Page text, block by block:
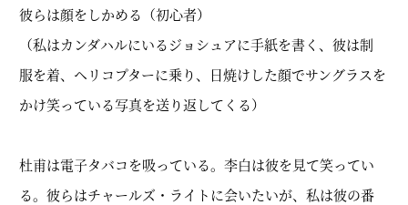
彼らは顔をしかめる（初心者）
（私はカンダハルにいるジョシュアに手紙を書く、彼は制
服を着、ヘリコプターに乗り、日焼けした顔でサングラスを
かけ笑っている写真を送り返してくる）
杜甫は電子タバコを吸っている。李白は彼を見て笑ってい
る。彼らはチャールズ・ライトに会いたいが、私は彼の番